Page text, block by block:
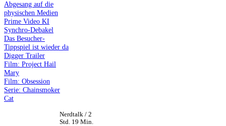
Abgesang auf die
physischen Medien
Prime Video KI
Synchro-Debakel
Das Besucher-
Tippspiel ist wieder da
Digger Trailer
Film: Project Hail
Mary
Film: Obsession
Serie: Chainsmoker
Cat
Nerdtalk / 2
Std. 19 Min.